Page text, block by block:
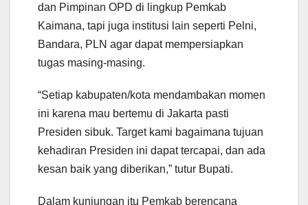
dan Pimpinan OPD di lingkup Pemkab
Kaimana, tapi juga institusi lain seperti Pelni,
Bandara, PLN agar dapat mempersiapkan
tugas masing-masing.
“Setiap kabupaten/kota mendambakan momen
ini karena mau bertemu di Jakarta pasti
Presiden sibuk. Target kami bagaimana tujuan
kehadiran Presiden ini dapat tercapai, dan ada
kesan baik yang diberikan,” tutur Bupati.
Dalam kunjungan itu Pemkab berencana